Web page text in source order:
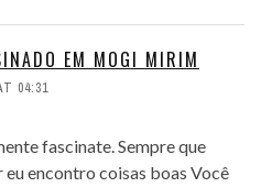
EM MOGI MIRIM
04:31
fascinate. Sempre que
eu encontro coisas boas Você